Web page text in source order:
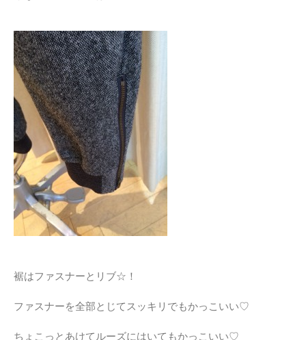
裾はファスナーとリブ☆！
ファスナーを全部とじてスッキリでもかっこいい♡
ちょこっとあけてルーズにはいてもかっこいい♡